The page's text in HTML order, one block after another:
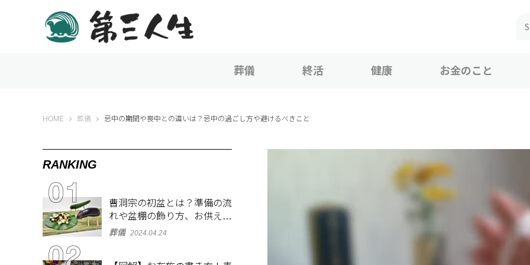
葬儀 終活 健康 お金のこと
HOME 第三人生 〜寄り道の歩き方〜
葬儀 忌中の期間や喪中との違いは？忌中の過ごし方や避けるべきこと
RANKING
曹洞宗の初盆とは？準備の流
れや盆棚の飾り方、お供え物
を解説
葬儀 2024.04.24